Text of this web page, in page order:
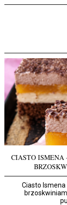
CIASTO ISMENA
Ciasto